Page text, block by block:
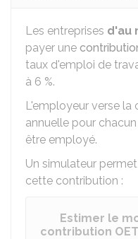
Les entreprises d'au
payer une
taux d'emploi de
à 6 %.
L'employeur verse la
annuelle pour
être employé.
Un simulateur
cette contribution :
Estimer le
contribution